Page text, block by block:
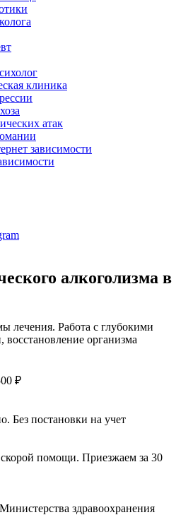
клиника
атак
зависимости
алкоголизма в
лечения. Работа с глубокими
организма
₽
Без постановки на учет
помощи. Приезжаем за 30
здравоохранения